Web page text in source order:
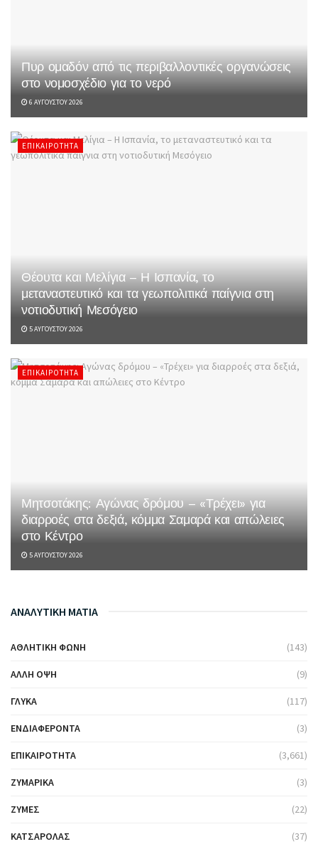
Πυρ ομαδόν από τις περιβαλλοντικές οργανώσεις
στο νομοσχέδιο για το νερό
6 ΑΥΓΟΎΣΤΟΥ 2026
ΕΠΙΚΑΙΡΌΤΗΤΑ
Θέουτα και Μελίγια – Η Ισπανία, το
μεταναστευτικό και τα γεωπολιτικά παίγνια στη
νοτιοδυτική Μεσόγειο
5 ΑΥΓΟΎΣΤΟΥ 2026
ΕΠΙΚΑΙΡΌΤΗΤΑ
Μητσοτάκης: Αγώνας δρόμου – «Τρέχει» για
διαρροές στα δεξιά, κόμμα Σαμαρά και απώλειες
στο Κέντρο
5 ΑΥΓΟΎΣΤΟΥ 2026
ΑΝΑΛΥΤΙΚΗ ΜΑΤΙΑ
ΑΘΛΗΤΙΚΉ ΦΩΝΉ (143)
ΆΛΛΗ ΌΨΗ (9)
ΓΛΥΚΆ (117)
ΕΝΔΙΑΦΈΡΟΝΤΑ (3)
ΕΠΙΚΑΙΡΌΤΗΤΑ (3,661)
ΖΥΜΑΡΙΚΆ (3)
ΖΎΜΕΣ (22)
ΚΑΤΣΑΡΌΛΑΣ (37)